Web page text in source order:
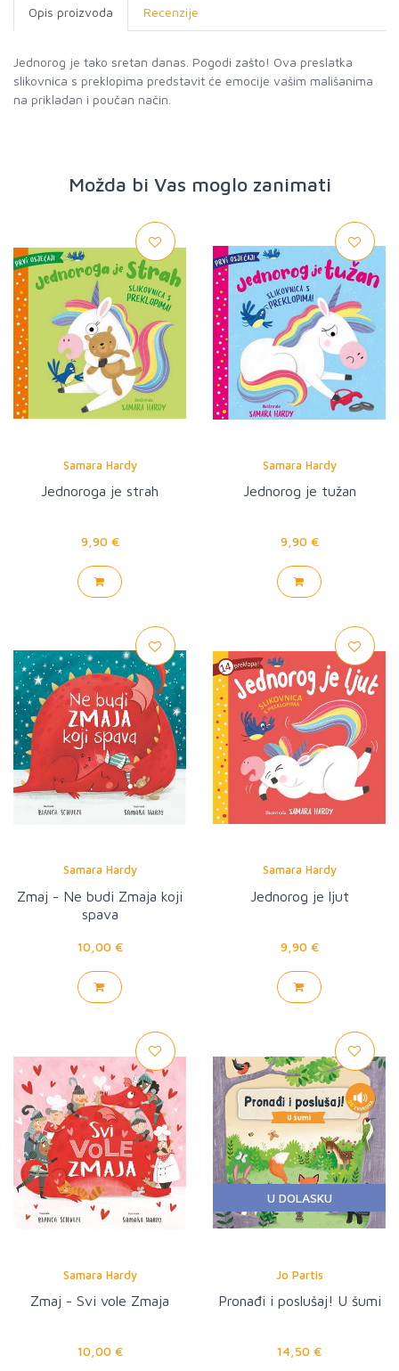
Opis proizvoda Recenzije
Jednorog je tako sretan danas. Pogodi zašto! Ova preslatka
slikovnica s preklopima predstavit će emocije vašim mališanima
na prikladan i poučan način.
Možda bi Vas moglo zanimati
Samara Hardy
Jednoroga je strah
9,90 €
Samara Hardy
Jednorog je tužan
9,90 €
Samara Hardy
Zmaj - Ne budi Zmaja koji
spava
10,00 €
Samara Hardy
Jednorog je ljut
9,90 €
Samara Hardy
Zmaj - Svi vole Zmaja
10,00 €
U DOLASKU
Jo Partis
Pronađi i poslušaj! U šumi
14,50 €